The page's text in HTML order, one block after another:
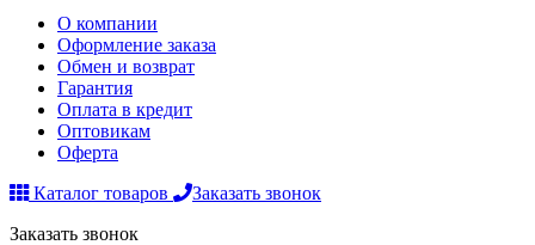
О компании
Оформление заказа
Обмен и возврат
Гарантия
Оплата в кредит
Оптовикам
Оферта
Каталог товаров
Заказать звонок
Заказать звонок